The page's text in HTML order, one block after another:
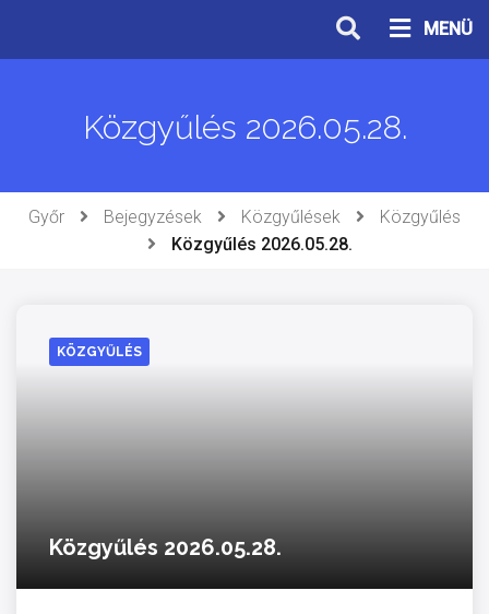
tartalomhoz
MENÜ
Közgyűlés 2026.05.28.
Győr Bejegyzések Közgyűlések
Közgyűlés
Közgyűlés 2026.05.28.
KÖZGYŰLÉS
Közgyűlés 2026.05.28.